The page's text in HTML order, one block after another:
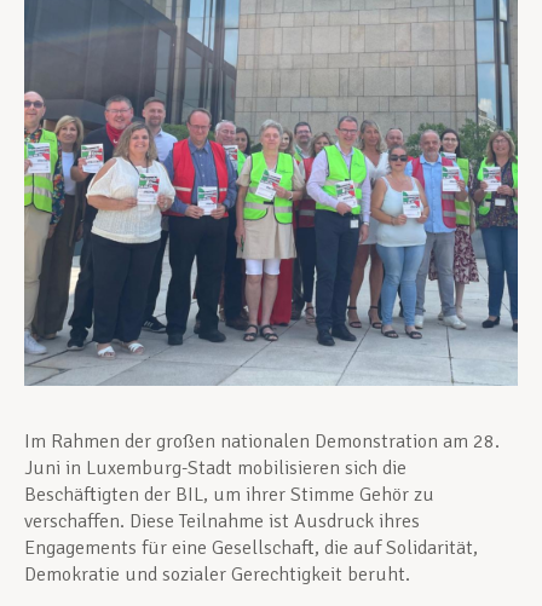
Unterstützung im Privatleben
Berufliche Weiterentwicklung
Mitglied werden
Aktuell
Im Rahmen der großen nationalen Demonstration am 28.
Juni in Luxemburg-Stadt mobilisieren sich die
Beschäftigten der BIL, um ihrer Stimme Gehör zu
verschaffen. Diese Teilnahme ist Ausdruck ihres
Engagements für eine Gesellschaft, die auf Solidarität,
Demokratie und sozialer Gerechtigkeit beruht.